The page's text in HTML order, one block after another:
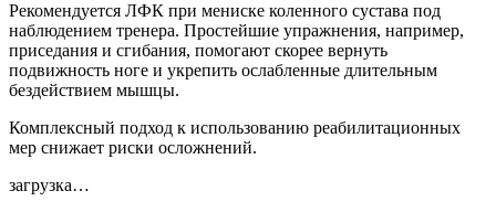
Рекомендуется ЛФК при мениске коленного сустава под
наблюдением тренера. Простейшие упражнения, например,
приседания и сгибания, помогают скорее вернуть
подвижность ноге и укрепить ослабленные длительным
бездействием мышцы.
Комплексный подход к использованию реабилитационных
мер снижает риски осложнений.
загрузка…